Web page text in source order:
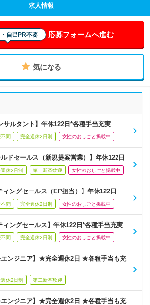
求人情報
自己PR不要 応募フォームへ進む
気になる
サルタント】年休122日*各種手当充実
問 完全週休2日制 女性のおしごと掲載中
ドセールス（新規提案営業）】年休122日
休2日制 第二新卒歓迎 女性のおしごと掲載中
ィングセールス（EP担当）】年休122日
問 完全週休2日制 女性のおしごと掲載中
ィングセールス】年休122日*各種手当充実
問 完全週休2日制 女性のおしごと掲載中
エンジニア】★完全週休2日 ★各種手当も充
休2日制 第二新卒歓迎
エンジニア】★完全週休2日 ★各種手当も充